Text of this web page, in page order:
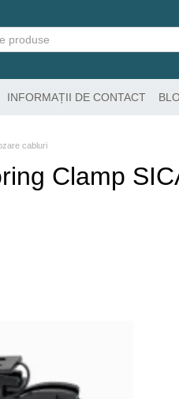
INFORMAȚII DE CONTACT
cabluri
Clamp